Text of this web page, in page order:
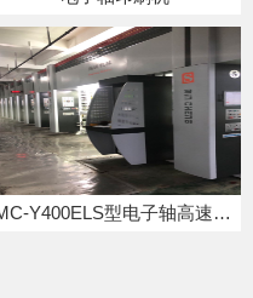
MC-Y400ELS型电子轴高速凹版印刷机